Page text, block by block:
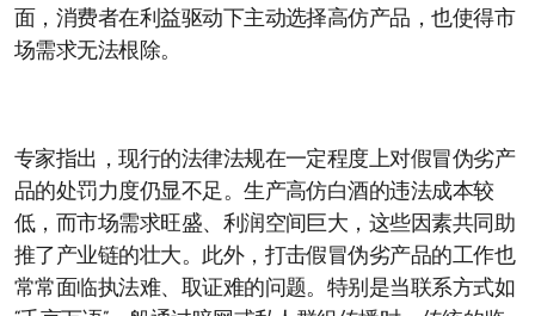
面，消费者在利益驱动下主动选择高仿产品，也使得市
场需求无法根除。
专家指出，现行的法律法规在一定程度上对假冒伪劣产
品的处罚力度仍显不足。生产高仿白酒的违法成本较
低，而市场需求旺盛、利润空间巨大，这些因素共同助
推了产业链的壮大。此外，打击假冒伪劣产品的工作也
常常面临执法难、取证难的问题。特别是当联系方式如